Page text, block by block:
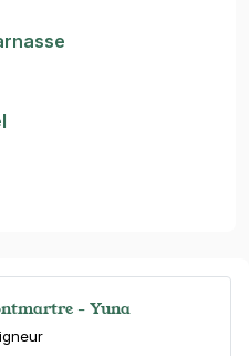
- Yuna